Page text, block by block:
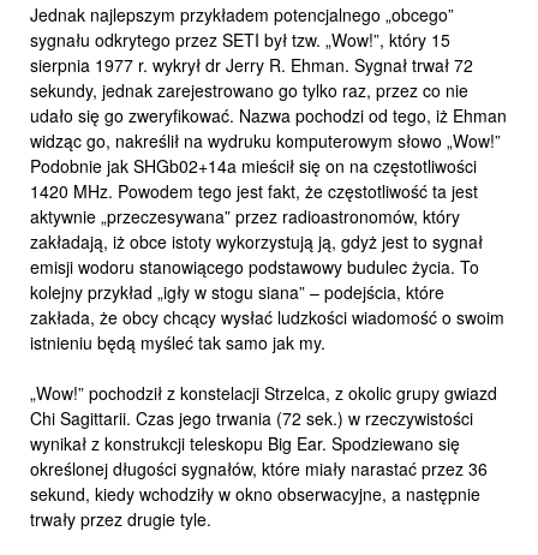
Jednak najlepszym przykładem potencjalnego „obcego”
sygnału odkrytego przez SETI był tzw. „Wow!”, który 15
sierpnia 1977 r. wykrył dr Jerry R. Ehman. Sygnał trwał 72
sekundy, jednak zarejestrowano go tylko raz, przez co nie
udało się go zweryfikować. Nazwa pochodzi od tego, iż Ehman
widząc go, nakreślił na wydruku komputerowym słowo „Wow!”
Podobnie jak SHGb02+14a mieścił się on na częstotliwości
1420 MHz. Powodem tego jest fakt, że częstotliwość ta jest
aktywnie „przeczesywana” przez radioastronomów, który
zakładają, iż obce istoty wykorzystują ją, gdyż jest to sygnał
emisji wodoru stanowiącego podstawowy budulec życia. To
kolejny przykład „igły w stogu siana” – podejścia, które
zakłada, że obcy chcący wysłać ludzkości wiadomość o swoim
istnieniu będą myśleć tak samo jak my.
„Wow!” pochodził z konstelacji Strzelca, z okolic grupy gwiazd
Chi Sagittarii. Czas jego trwania (72 sek.) w rzeczywistości
wynikał z konstrukcji teleskopu Big Ear. Spodziewano się
określonej długości sygnałów, które miały narastać przez 36
sekund, kiedy wchodziły w okno obserwacyjne, a następnie
trwały przez drugie tyle.